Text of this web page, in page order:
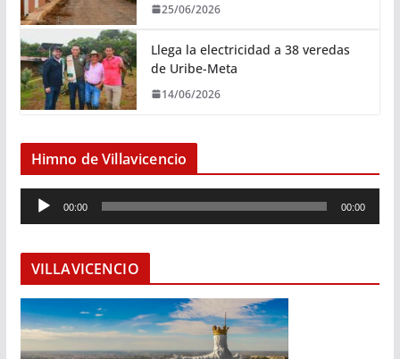
25/06/2026
Llega la electricidad a 38 veredas
de Uribe-Meta
14/06/2026
Himno de Villavicencio
e
o
d
u
c
00:00 00:00
VILLAVICENCIO